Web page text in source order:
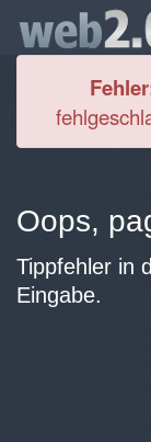
Oops,
Tippfehler in
Eingabe.